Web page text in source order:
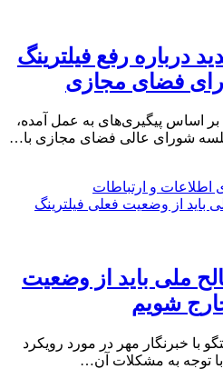
درباره رفع فیلترینگ
فضای مجازی
بر اساس پیگیری‌های به عمل آمده،
شورای عالی فضای مجازی با…
اطلاعات و ارتباطات
ملی باید از وضعیت
شویم
با خبرنگار مهر در مورد رویکرد
توجه به مشکلات آن…